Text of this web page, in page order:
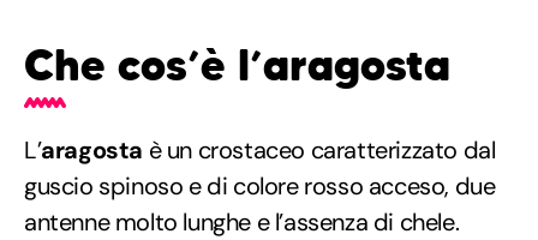
Che cos’è l’aragosta
L’aragosta è un crostaceo caratterizzato dal
guscio spinoso e di colore rosso acceso, due
antenne molto lunghe e l’assenza di chele.